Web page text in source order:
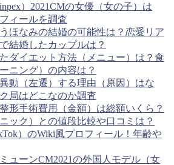
）2021CMの女優（女の子）は
ィールを調査
ほなみの結婚の可能性は？恋愛リア
結婚したカップルは？
ダイエット方法（メニュー）は？食
ニング）の内容は？
動（左遷）する理由（原因）はな
局はどこなのか調査
形手術費用（金額）は総額いくら？
ック）との値段比較や口コミは？
）のWiki風プロフィール！年齢や
ューンCM2021の外国人モデル（女